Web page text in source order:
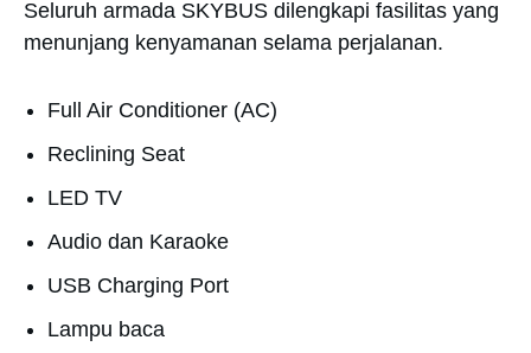
Seluruh armada SKYBUS dilengkapi fasilitas yang
menunjang kenyamanan selama perjalanan.
Full Air Conditioner (AC)
Reclining Seat
LED TV
Audio dan Karaoke
USB Charging Port
Lampu baca